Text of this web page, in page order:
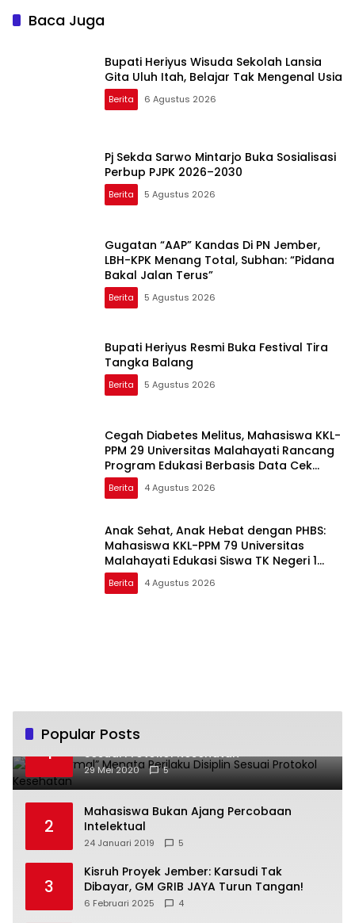
Baca Juga
Bupati Heriyus Wisuda Sekolah Lansia
Gita Uluh Itah, Belajar Tak Mengenal Usia
Berita 6 Agustus 2026
Pj Sekda Sarwo Mintarjo Buka Sosialisasi
Perbup PJPK 2026–2030
Berita 5 Agustus 2026
Gugatan “AAP” Kandas Di PN Jember,
LBH-KPK Menang Total, Subhan: “Pidana
Bakal Jalan Terus”
Berita 5 Agustus 2026
Bupati Heriyus Resmi Buka Festival Tira
Tangka Balang
Berita 5 Agustus 2026
Cegah Diabetes Melitus, Mahasiswa KKL-
PPM 29 Universitas Malahayati Rancang
Program Edukasi Berbasis Data Cek
Kesehatan Gratis di RW 06 Kelurahan
Banjarsari
Berita 4 Agustus 2026
Anak Sehat, Anak Hebat dengan PHBS:
Mahasiswa KKL-PPM 79 Universitas
Malahayati Edukasi Siswa TK Negeri 1
Metro Timur
Berita 4 Agustus 2026
Popular Posts
1
“New Normal” Menata Perilaku Disiplin
Sesuai Protokol Kesehatan
29 Mei 2020 5
2
Mahasiswa Bukan Ajang Percobaan
Intelektual
24 Januari 2019 5
3
Kisruh Proyek Jember: Karsudi Tak
Dibayar, GM GRIB JAYA Turun Tangan!
6 Februari 2025 4